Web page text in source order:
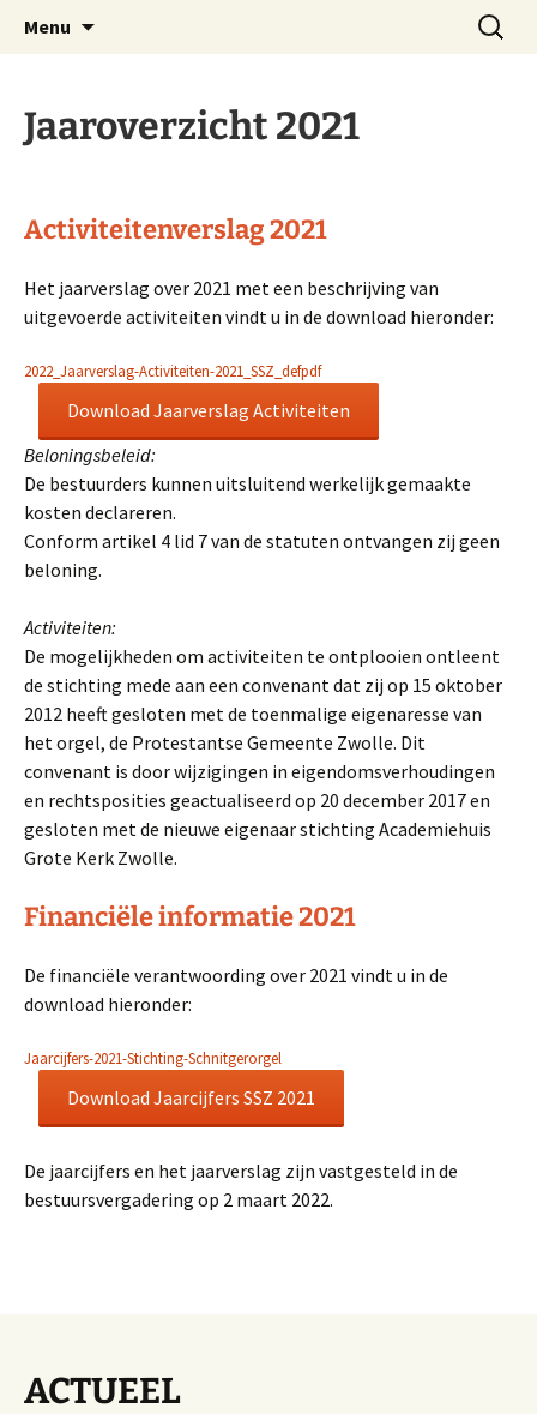
Stichting Schnitgerorgel
Zwolle
Website Schnitgerorgel Grote Kerk Zwolle
Menu
Zoeken
naar:
Jaaroverzicht 2021
Activiteitenverslag 2021
Het jaarverslag over 2021 met een beschrijving van
uitgevoerde activiteiten vindt u in de download hieronder:
2022_Jaarverslag-Activiteiten-2021_SSZ_defpdf
Download Jaarverslag Activiteiten
Beloningsbeleid:
De bestuurders kunnen uitsluitend werkelijk gemaakte
kosten declareren.
Conform artikel 4 lid 7 van de statuten ontvangen zij geen
beloning.
Activiteiten:
De mogelijkheden om activiteiten te ontplooien ontleent
de stichting mede aan een convenant dat zij op 15 oktober
2012 heeft gesloten met de toenmalige eigenaresse van
het orgel, de Protestantse Gemeente Zwolle. Dit
convenant is door wijzigingen in eigendomsverhoudingen
en rechtsposities geactualiseerd op 20 december 2017 en
gesloten met de nieuwe eigenaar stichting Academiehuis
Grote Kerk Zwolle.
Financiële informatie 2021
De financiële verantwoording over 2021 vindt u in de
download hieronder:
Jaarcijfers-2021-Stichting-Schnitgerorgel
Download Jaarcijfers SSZ 2021
De jaarcijfers en het jaarverslag zijn vastgesteld in de
bestuursvergadering op 2 maart 2022.
ACTUEEL